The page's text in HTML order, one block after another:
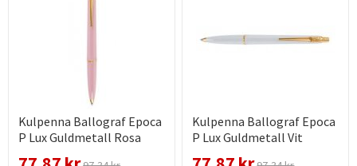
Kulpenna Ballograf Epoca
P Lux Guldmetall Rosa
Kulpenna Ballograf Epoca
P Lux Guldmetall Vit